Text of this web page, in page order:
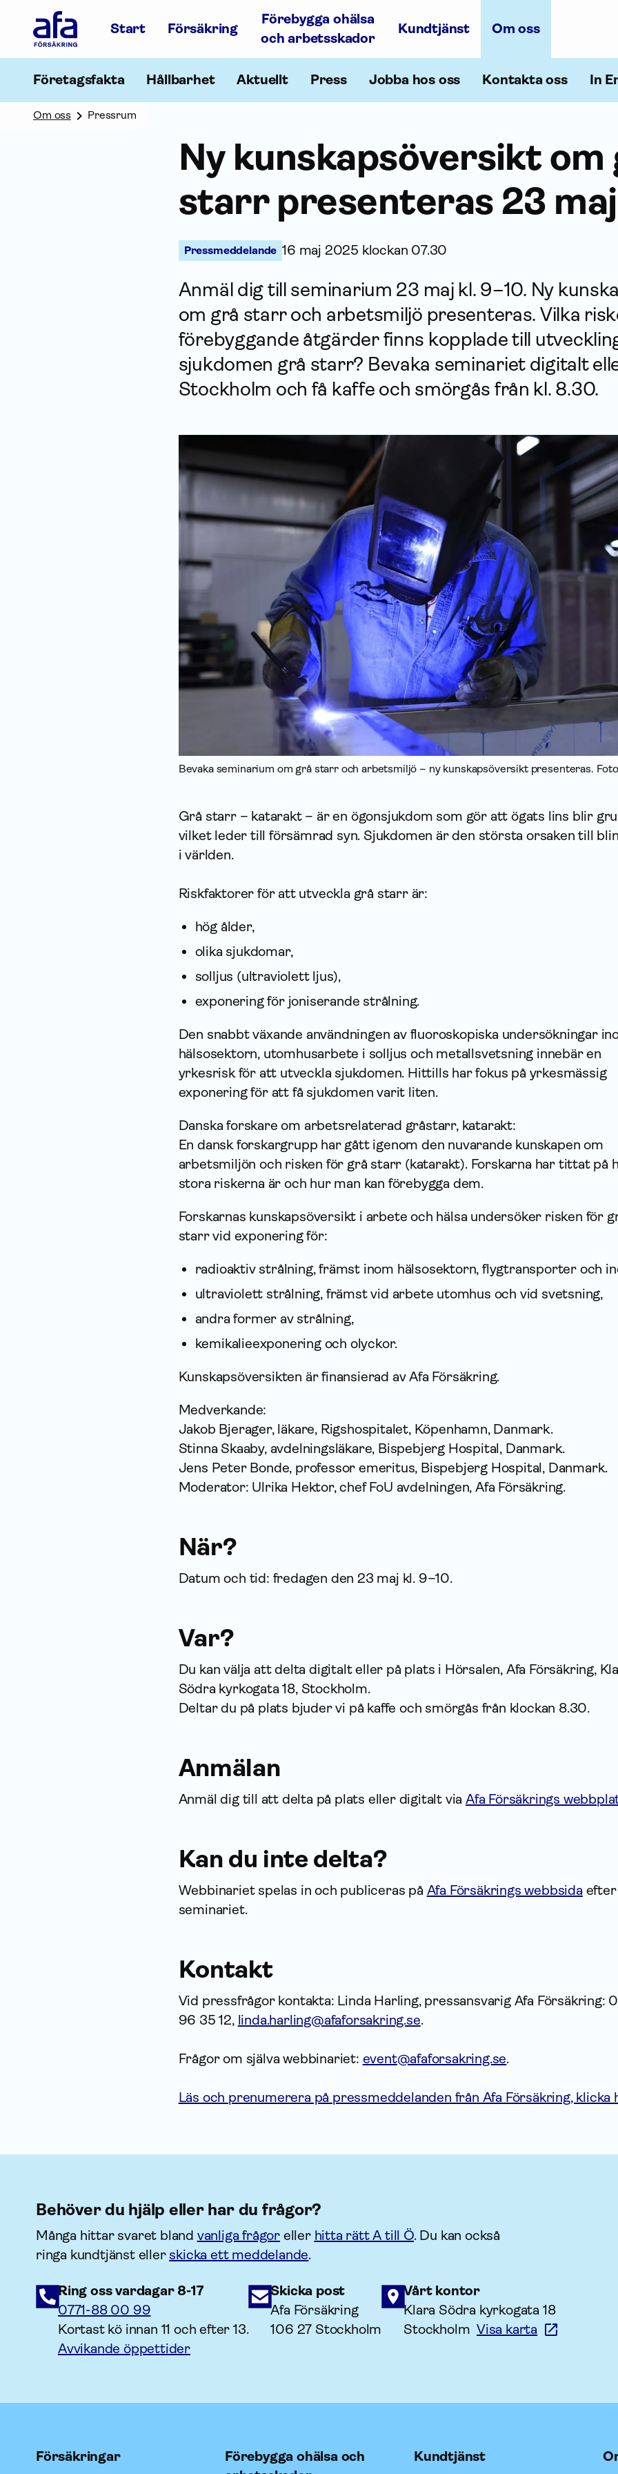
Försäkring
Gå
startsidan
Start Försäkring
Förebygga ohälsa
och arbetsskador
Kundtjänst Om oss
Företagsfakta Hållbarhet Aktuellt Press Jobba hos oss Kontakta oss In
Om oss Pressrum
Ny kunskapsöversikt om
starr presenteras 23 maj
Pressmeddelande 16 maj 2025 klockan 07.30
Anmäl dig till seminarium 23 maj kl. 9–10. Ny
om grå starr och arbetsmiljö presenteras. Vilka
förebyggande åtgärder finns kopplade till
sjukdomen grå starr? Bevaka seminariet digitalt
Stockholm och få kaffe och smörgås från kl. 8.30.
Bevaka seminarium om grå starr och arbetsmiljö – ny kunskapsöversikt presenteras.
Grå starr – katarakt – är en ögonsjukdom som gör att ögats lins blir
vilket leder till försämrad syn. Sjukdomen är den största orsaken till
i världen.
Riskfaktorer för att utveckla grå starr är:
hög ålder,
olika sjukdomar,
solljus (ultraviolett ljus),
exponering för joniserande strålning.
Den snabbt växande användningen av fluoroskopiska undersökningar
hälsosektorn, utomhusarbete i solljus och metallsvetsning innebär en
yrkesrisk för att utveckla sjukdomen. Hittills har fokus på yrkesmässig
exponering för att få sjukdomen varit liten.
Danska forskare om arbetsrelaterad gråstarr, katarakt:
En dansk forskargrupp har gått igenom den nuvarande kunskapen om
arbetsmiljön och risken för grå starr (katarakt). Forskarna har tittat på
stora riskerna är och hur man kan förebygga dem.
Forskarnas kunskapsöversikt i arbete och hälsa undersöker risken för
starr vid exponering för:
radioaktiv strålning, främst inom hälsosektorn, flygtransporter och
ultraviolett strålning, främst vid arbete utomhus och vid svetsning,
andra former av strålning,
kemikalieexponering och olyckor.
Kunskapsöversikten är finansierad av Afa Försäkring.
Medverkande:
Jakob Bjerager, läkare, Rigshospitalet, Köpenhamn, Danmark.
Stinna Skaaby, avdelningsläkare, Bispebjerg Hospital, Danmark.
Jens Peter Bonde, professor emeritus, Bispebjerg Hospital, Danmark.
Moderator: Ulrika Hektor, chef FoU avdelningen, Afa Försäkring.
När?
Datum och tid: fredagen den 23 maj kl. 9–10.
Var?
Du kan välja att delta digitalt eller på plats i Hörsalen, Afa Försäkring,
Södra kyrkogata 18, Stockholm.
Deltar du på plats bjuder vi på kaffe och smörgås från klockan 8.30.
Anmälan
Anmäl dig till att delta på plats eller digitalt viaAfa Försäkrings
Kan du inte delta?
Webbinariet spelas in och publiceras på Afa Försäkrings webbsida efter
seminariet.
Kontakt
Vid pressfrågor kontakta: Linda Harling, pressansvarig Afa Försäkring:
96 35 12, linda.harling@afaforsakring.se.
Frågor om själva webbinariet: event@afaforsakring.se.
Läs och prenumerera på pressmeddelanden från Afa Försäkring, klicka
Behöver du hjälp eller har du frågor?
Många hittar svaret bland vanliga frågor eller hitta rätt A till Ö. Du kan också
ringa kundtjänst eller skicka ett meddelande.
Ring oss vardagar 8-17
0771-88 00 99
Kortast kö innan 11 och efter 13.
Avvikande öppettider
Skicka post
Afa Försäkring
106 27 Stockholm
Vårt kontor
Klara Södra kyrkogata 18
StockholmVisa karta
Försäkringar
Förebygga ohälsa och
Kundtjänst